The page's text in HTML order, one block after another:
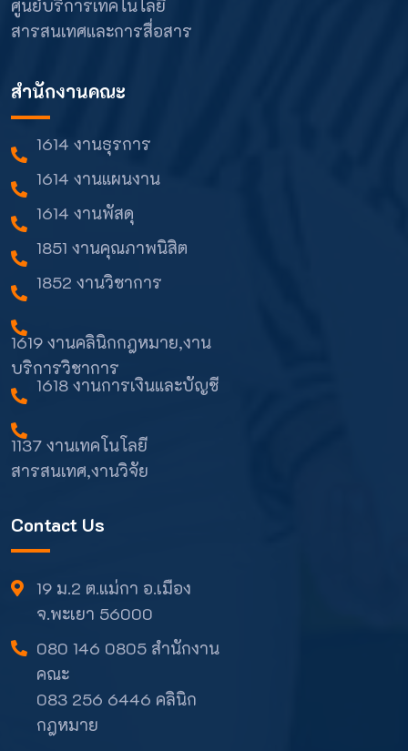
ศูนย์บริการเทคโนโลยี
สารสนเทศและการสื่อสาร
สำนักงานคณะ
1614 งานธุรการ
1614 งานแผนงาน
1614 งานพัสดุ
1851 งานคุณภาพนิสิต
1852 งานวิชาการ
1619 งานคลินิกกฎหมาย,งาน
บริการวิชาการ
1618 งานการเงินและบัญชี
1137 งานเทคโนโลยี
สารสนเทศ,งานวิจัย
Contact Us
19 ม.2 ต.แม่กา อ.เมือง
จ.พะเยา 56000
080 146 0805 สำนักงาน
คณะ
083 256 6446 คลินิก
กฎหมาย